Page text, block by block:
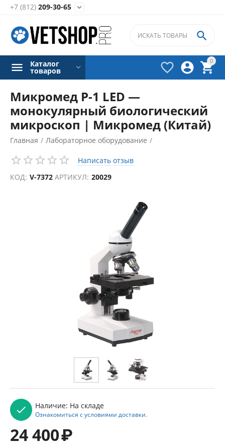
+7 (812) 209-30-65 
0




Каталог
товаров
Микромед Р-1 LED —
монокулярный биологический
микроскоп | Микромед (Китай)
Главная / Лабораторное оборудование /
Микроскопы для ветеринарной лаборатории
Написать отзыв
КОД: V-7372 АРТИКУЛ: 20029
Наличие: На складе
Ознакомиться с условиями доставки.
24 400₽